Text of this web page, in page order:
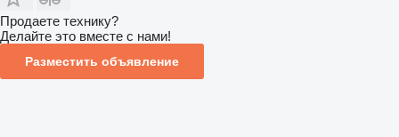
Продаете технику?
Делайте это вместе с нами!
Разместить объявление